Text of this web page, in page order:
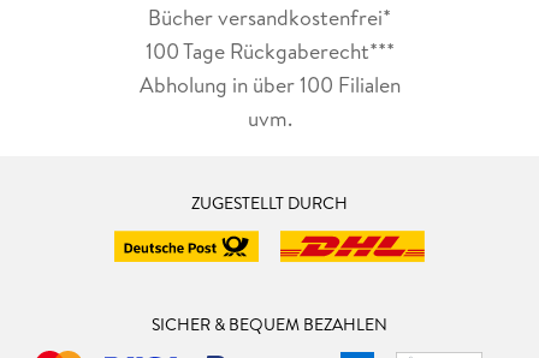
Bücher versandkostenfrei*
100 Tage Rückgaberecht***
Abholung in über 100 Filialen
uvm.
ZUGESTELLT DURCH
SICHER & BEQUEM BEZAHLEN